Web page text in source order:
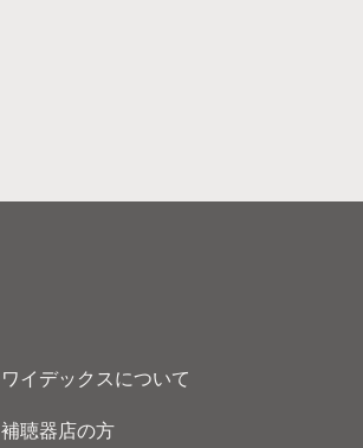
ワイデックスについて
補聴器店の方